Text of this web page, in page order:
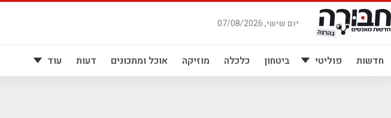
דלג
לתוכן
יום שישי, 07/08/2026
חדשות פוליטי ביטחון כלכלה מוזיקה אוכל ומתכונים דעות עוד